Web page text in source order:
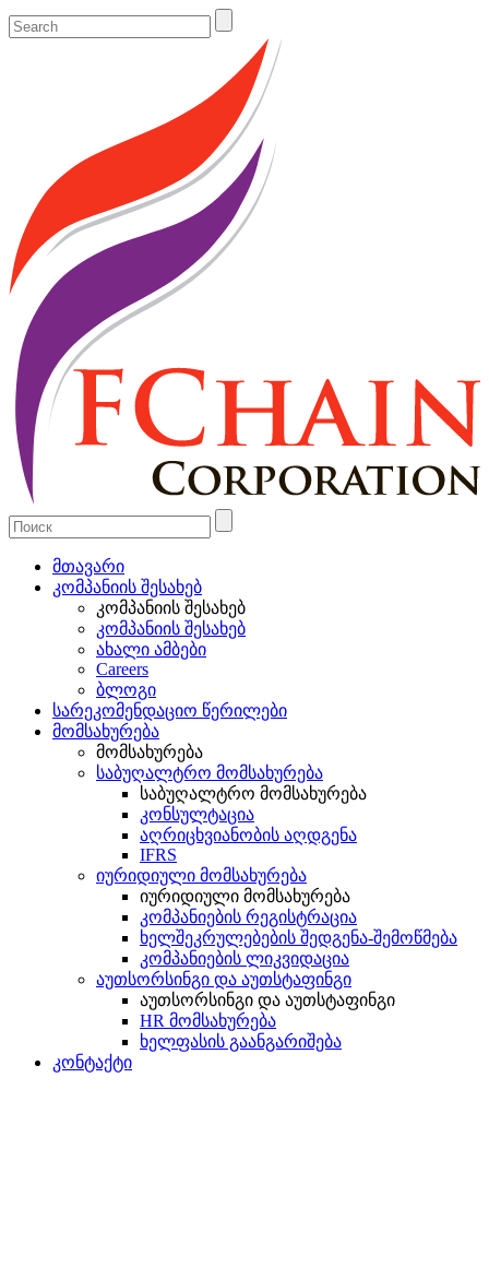
მთავარი
კომპანიის შესახებ
კომპანიის შესახებ
კომპანიის შესახებ
ახალი ამბები
Careers
ბლოგი
სარეკომენდაციო წერილები
მომსახურება
მომსახურება
საბუღალტრო მომსახურება
საბუღალტრო მომსახურება
კონსულტაცია
აღრიცხვიანობის აღდგენა
IFRS
იურიდიული მომსახურება
იურიდიული მომსახურება
კომპანიების რეგისტრაცია
ხელშეკრულებების შედგენა-შემოწმება
კომპანიების ლიკვიდაცია
აუთსორსინგი და აუთსტაფინგი
აუთსორსინგი და აუთსტაფინგი
HR მომსახურება
ხელფასის გაანგარიშება
კონტაქტი